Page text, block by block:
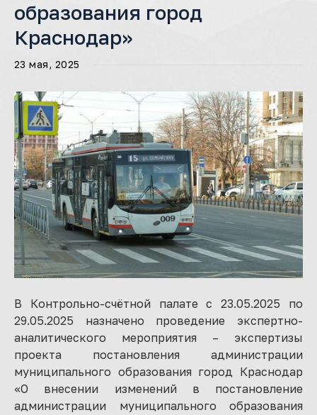
образования город
Краснодар»
23 мая, 2025
В Контрольно-счётной палате с 23.05.2025 по
29.05.2025 назначено проведение экспертно-
аналитического мероприятия – экспертизы
проекта постановления администрации
муниципального образования город Краснодар
«О внесении изменений в постановление
администрации муниципального образования